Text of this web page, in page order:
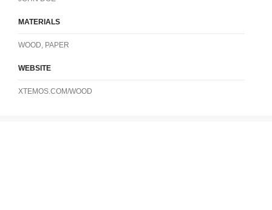
MATERIALS
WOOD, PAPER
WEBSITE
XTEMOS.COM/WOOD